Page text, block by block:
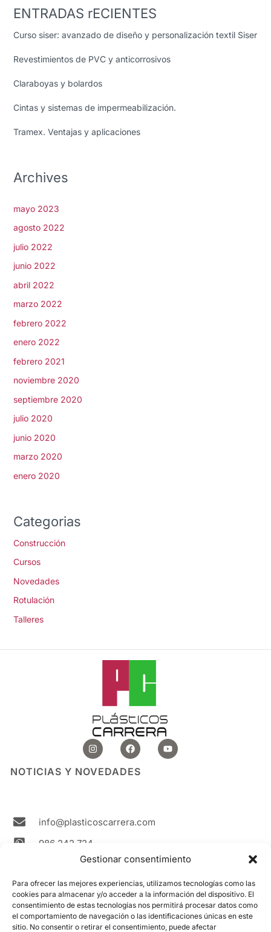
Gestionar consentimiento
Para ofrecer las mejores experiencias, utilizamos tecnologías como las
cookies para almacenar y/o acceder a la información del dispositivo. El
consentimiento de estas tecnologías nos permitirá procesar datos como
el comportamiento de navegación o las identificaciones únicas en este
sitio. No consentir o retirar el consentimiento, puede afectar
ENTRADAS rECIENTES
Curso siser: avanzado de diseño y personalización textil Siser
Revestimientos de PVC y anticorrosivos
Claraboyas y bolardos
Cintas y sistemas de impermeabilización.
Tramex. Ventajas y aplicaciones
Archives
mayo 2023
agosto 2022
julio 2022
junio 2022
abril 2022
marzo 2022
febrero 2022
enero 2022
febrero 2021
noviembre 2020
septiembre 2020
julio 2020
junio 2020
marzo 2020
enero 2020
Categorias
Construcción
Cursos
Novedades
Rotulación
Talleres
I
n
s
t
a
F
a
c
e
b
Y
o
u
NOTICIAS Y NOVEDADES
info@plasticoscarrera.com
986 242 724
Plasticos Carrera Avda. Ricardo Mella, 111 36330
Vigo Spain
Contacto